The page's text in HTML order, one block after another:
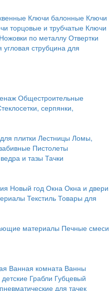
Ключи балонные Ключи
торцовые и трубчатые Ключи
Ножовки по металлу Отвертки
струбцина для
Общестроительные
серпянки,
плитки Лестницы Ломы,
Пистолеты
и тазы Тачки
Новый год Окна Окна и двери
Текстиль Товары для
материалы Печные смеси
Ванная комната Ванны
Грабли Губцевый
для тачек